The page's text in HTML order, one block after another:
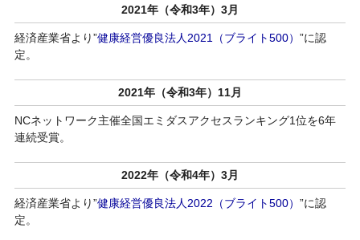
2021年（令和3年）3月
経済産業省より”健康経営優良法人2021（ブライト500） ”に認
定。
2021年（令和3年）11月
NCネットワーク主催全国エミダスアクセスランキング1位を6年
連続受賞。
2022年（令和4年）3月
経済産業省より”健康経営優良法人2022（ブライト500） ”に認
定。